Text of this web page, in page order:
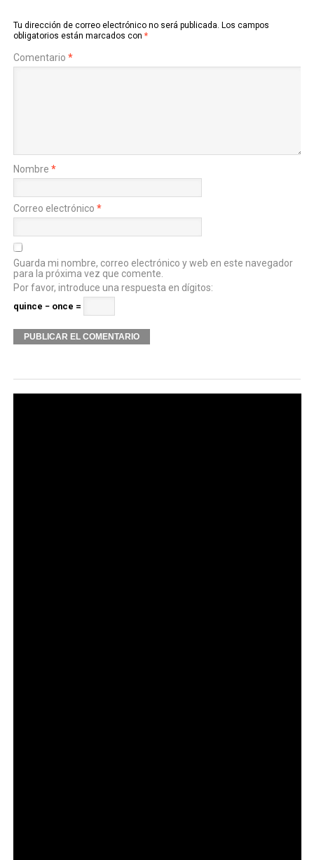
Tu dirección de correo electrónico no será publicada. Los campos
obligatorios están marcados con *
Comentario *
Nombre *
Correo electrónico *
Guarda mi nombre, correo electrónico y web en este navegador
para la próxima vez que comente.
Por favor, introduce una respuesta en dígitos:
quince − once =